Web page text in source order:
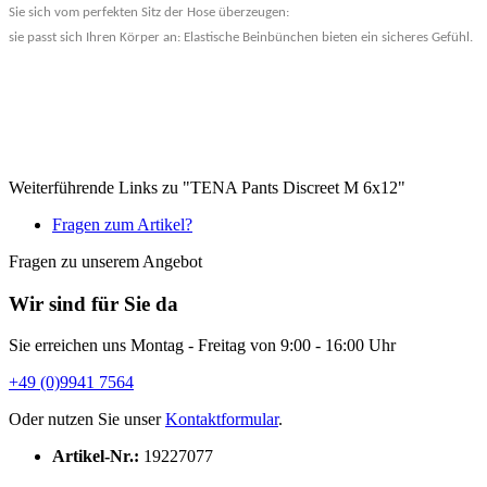
Sie sich vom perfekten Sitz der Hose überzeugen:
sie passt sich Ihren Körper an: Elastische Beinbünchen bieten ein sicheres Gefühl.
Weiterführende Links zu "TENA Pants Discreet M 6x12"
Fragen zum Artikel?
Fragen zu unserem Angebot
Wir sind für Sie da
Sie erreichen uns Montag - Freitag von 9:00 - 16:00 Uhr
+49 (0)9941 7564
Oder nutzen Sie unserKontaktformular.
Artikel-Nr.: 19227077